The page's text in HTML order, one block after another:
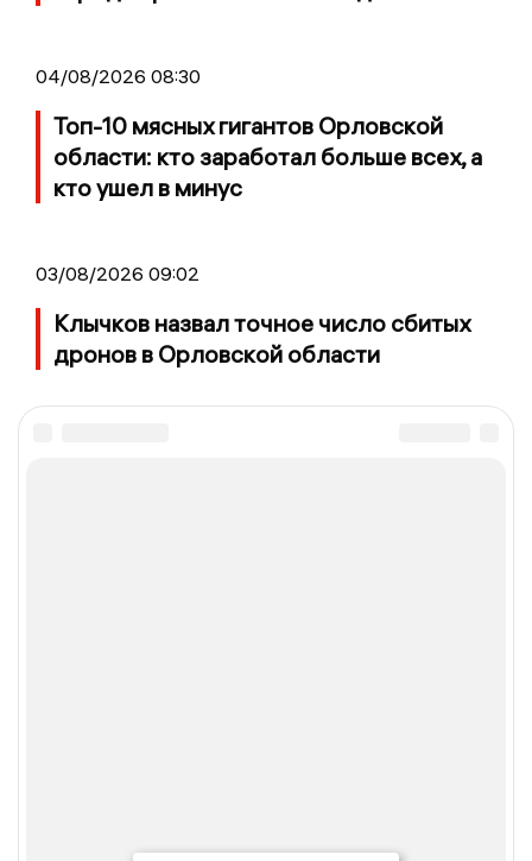
04/08/2026 08:30
Топ-10 мясных гигантов Орловской
области: кто заработал больше всех, а
кто ушел в минус
03/08/2026 09:02
Клычков назвал точное число сбитых
дронов в Орловской области